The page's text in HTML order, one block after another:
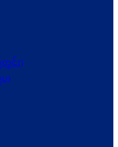
တွင်း)
ပ)